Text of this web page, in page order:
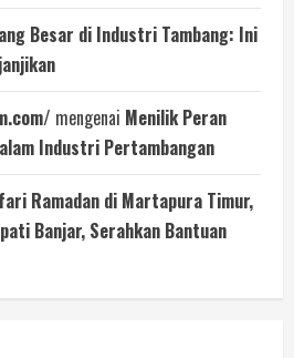
Besar di Industri Tambang: Ini
mengenai Menilik Peran
Industri Pertambangan
Ramadan di Martapura Timur,
Banjar, Serahkan Bantuan